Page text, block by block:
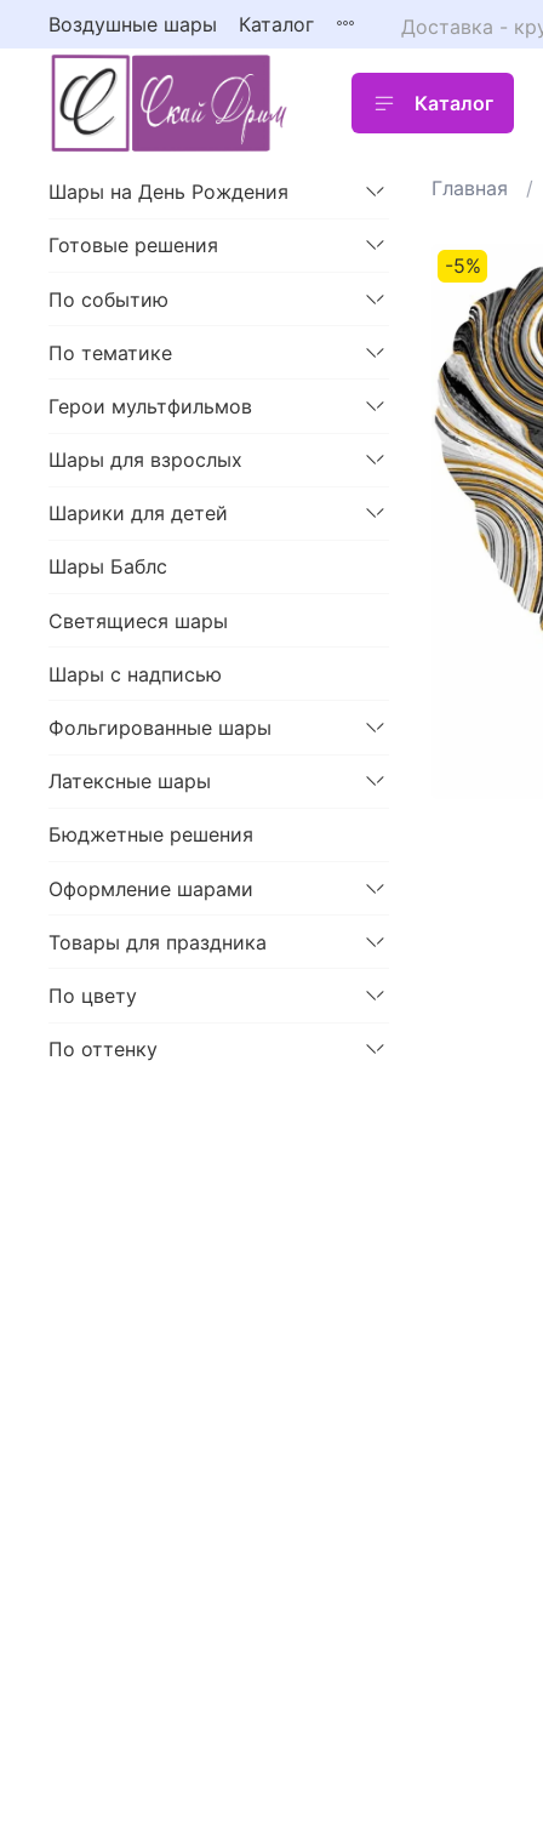
Воздушные шары Каталог Доставка -
Каталог
Главная
-5%
Шары на День Рождения
Готовые решения
По событию
По тематике
Герои мультфильмов
Шары для взрослых
Шарики для детей
Шары Баблс
Светящиеся шары
Шары с надписью
Фольгированные шары
Латексные шары
Бюджетные решения
Оформление шарами
Товары для праздника
По цвету
По оттенку